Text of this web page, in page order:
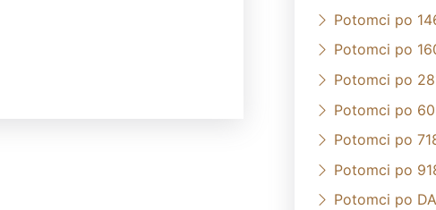
Potomci po
Potomci po
Potomci po
Potomci po
Potomci po
Potomci po
Potomci po